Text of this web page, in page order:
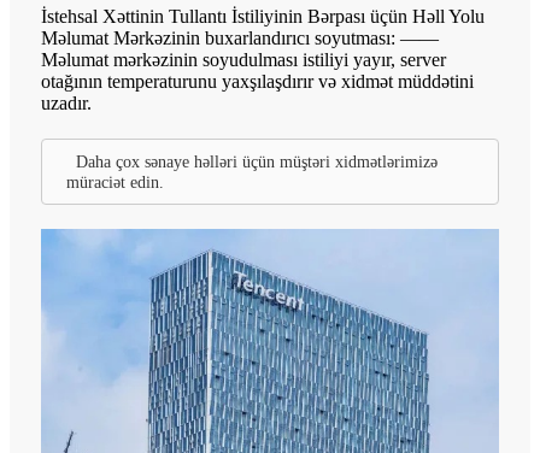
İstehsal Xəttinin Tullantı İstiliyinin Bərpası üçün Həll Yolu
Məlumat Mərkəzinin buxarlandırıcı soyutması: ——
Məlumat mərkəzinin soyudulması istiliyi yayır, server
otağının temperaturunu yaxşılaşdırır və xidmət müddətini
uzadır.
Daha çox sənaye həlləri üçün müştəri xidmətlərimizə
müraciət edin.